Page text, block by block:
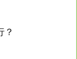
？